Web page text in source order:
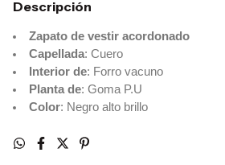
Descripción
Zapato de vestir acordonado
Capellada: Cuero
Interior de: Forro vacuno
Planta de: Goma P.U
Color: Negro alto brillo